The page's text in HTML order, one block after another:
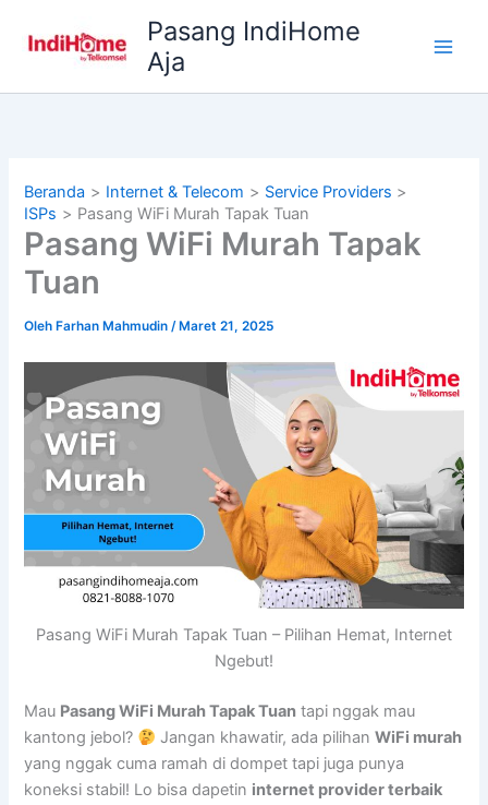
Pasang IndiHome
Aja
Beranda Internet & Telecom
Service Providers
ISPs
Pasang WiFi Murah Tapak Tuan
Pasang WiFi Murah Tapak
Tuan
Oleh Farhan Mahmudin/ Maret 21, 2025
Pasang WiFi Murah Tapak Tuan – Pilihan Hemat, Internet
Ngebut!
Mau Pasang WiFi Murah Tapak Tuan tapi nggak mau
kantong jebol?
Jangan khawatir, ada pilihanWiFi murah
yang nggak cuma ramah di dompet tapi juga punya
koneksi stabil! Lo bisa dapetin internet provider terbaik